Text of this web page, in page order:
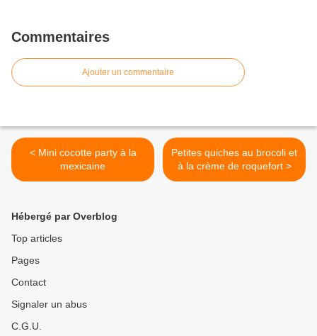
Commentaires
Ajouter un commentaire
< Mini cocotte party à la
mexicaine
Petites quiches au brocoli et
à la crème de roquefort >
Hébergé par Overblog
Top articles
Pages
Contact
Signaler un abus
C.G.U.